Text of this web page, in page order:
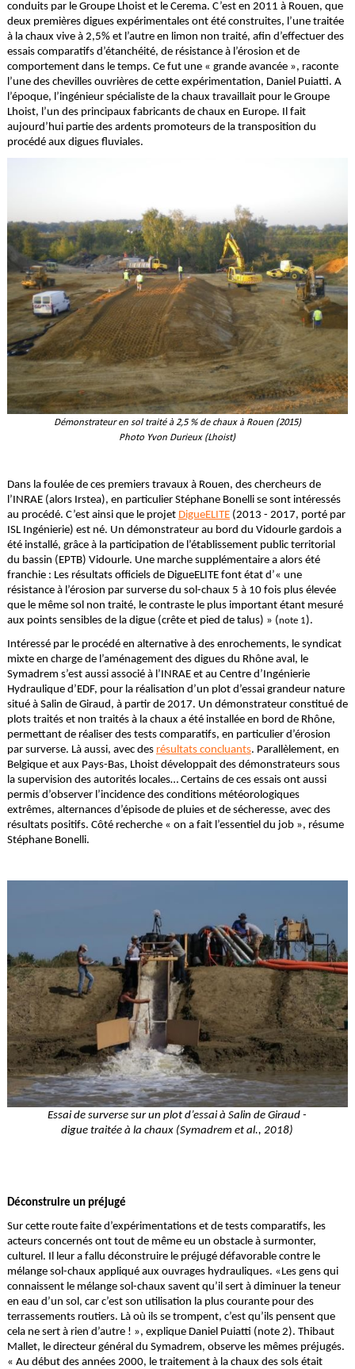
conduits par le Groupe Lhoist et le Cerema. C’est en 2011 à Rouen, que
deux premières digues expérimentales ont été construites, l’une traitée
à la chaux vive à 2,5% et l’autre en limon non traité, afin d’effectuer des
essais comparatifs d’étanchéité, de résistance à l’érosion et de
comportement dans le temps. Ce fut une « grande avancée », raconte
l’une des chevilles ouvrières de cette expérimentation, Daniel Puiatti. A
l’époque, l’ingénieur spécialiste de la chaux travaillait pour le Groupe
Lhoist, l’un des principaux fabricants de chaux en Europe. Il fait
aujourd’hui partie des ardents promoteurs de la transposition du
procédé aux digues fluviales.
Démonstrateur en sol traité à 2,5 % de chaux à Rouen (2015)
Photo Yvon Durieux (Lhoist)
Dans la foulée de ces premiers travaux à Rouen, des chercheurs de
l’INRAE (alors Irstea), en particulier Stéphane Bonelli se sont intéressés
au procédé. C’est ainsi que le projet DigueELITE(2013 - 2017, porté par
ISL Ingénierie) est né. Un démonstrateur au bord du Vidourle gardois a
été installé, grâce à la participation de l’établissement public territorial
du bassin (EPTB) Vidourle. Une marche supplémentaire a alors été
franchie : Les résultats officiels de DigueELITE font état d’« une
résistance à l’érosion par surverse du sol-chaux 5 à 10 fois plus élevée
que le même sol non traité, le contraste le plus important étant mesuré
aux points sensibles de la digue (crête et pied de talus) » (note 1).
Intéressé par le procédé en alternative à des enrochements, le syndicat
mixte en charge de l’aménagement des digues du Rhône aval, le
Symadrem s’est aussi associé à l’INRAE et au Centre d’Ingénierie
Hydraulique d’EDF, pour la réalisation d’un plot d’essai grandeur nature
situé à Salin de Giraud, à partir de 2017. Un démonstrateur constitué de
plots traités et non traités à la chaux a été installée en bord de Rhône,
permettant de réaliser des tests comparatifs, en particulier d’érosion
par surverse. Là aussi, avec des résultats concluants. Parallèlement, en
Belgique et aux Pays-Bas, Lhoist développait des démonstrateurs sous
la supervision des autorités locales… Certains de ces essais ont aussi
permis d’observer l’incidence des conditions météorologiques
extrêmes, alternances d’épisode de pluies et de sécheresse, avec des
résultats positifs. Côté recherche « on a fait l’essentiel du job », résume
Stéphane Bonelli.
Essai de surverse sur un plot d’essai à Salin de Giraud -
digue traitée à la chaux (Symadrem et al., 2018)
Déconstruire un préjugé
Sur cette route faite d’expérimentations et de tests comparatifs, les
acteurs concernés ont tout de même eu un obstacle à surmonter,
culturel. Il leur a fallu déconstruire le préjugé défavorable contre le
mélange sol-chaux appliqué aux ouvrages hydrauliques. «Les gens qui
connaissent le mélange sol-chaux savent qu’il sert à diminuer la teneur
en eau d’un sol, car c’est son utilisation la plus courante pour des
terrassements routiers. Là où ils se trompent, c’est qu’ils pensent que
cela ne sert à rien d’autre ! », explique Daniel Puiatti (note 2). Thibaut
Mallet, le directeur général du Symadrem, observe les mêmes préjugés.
« Au début des années 2000, le traitement à la chaux des sols était